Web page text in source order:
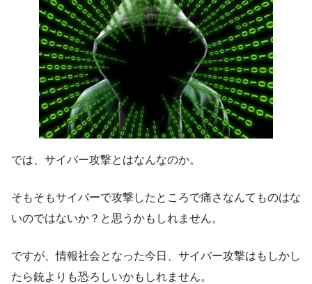
では、サイバー攻撃とはなんなのか。
そもそもサイバーで攻撃したところで痛さなんてものはな
いのではないか？と思うかもしれません。
ですが、情報社会となった今日、サイバー攻撃はもしかし
たら銃よりも恐ろしいかもしれません。